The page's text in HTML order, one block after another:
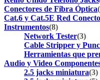
Conectores de Fibra Óptica
Cat.6 y Cat.5E Red
Instrumentos(8)
Network Tester(3)
Cable Stripper y
Herramientas que
Audio y Video
2.5 jacks miniatura(3)